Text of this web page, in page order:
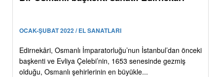
OCAK-ŞUBAT 2022 / EL SANATLARI
Edirnekâri, Osmanlı İmparatorluğu’nun İstanbul’dan önceki
başkenti ve Evliya Çelebi’nin, 1653 senesinde gezmiş
olduğu, Osmanlı şehirlerinin en büyükle...